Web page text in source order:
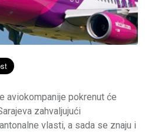
aviokompanije pokrenut će
zahvaljujući
vlasti, a sada se znaju i